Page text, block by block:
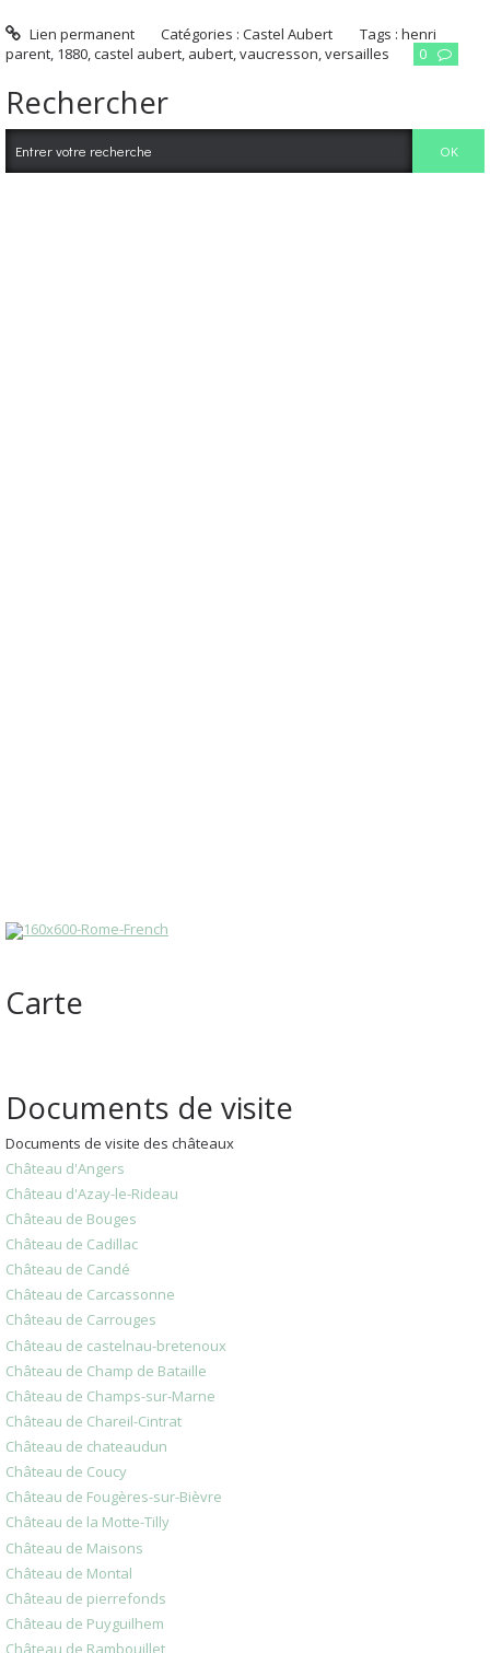
Lien permanent Catégories :Castel Aubert Tags :henri
parent, 1880,castel aubert, aubert,vaucresson,versailles 0
Rechercher
Carte
Documents de visite
Documents de visite des châteaux
Château d'Angers
Château d'Azay-le-Rideau
Château de Bouges
Château de Cadillac
Château de Candé
Château de Carcassonne
Château de Carrouges
Château de castelnau-bretenoux
Château de Champ de Bataille
Château de Champs-sur-Marne
Château de Chareil-Cintrat
Château de chateaudun
Château de Coucy
Château de Fougères-sur-Bièvre
Château de la Motte-Tilly
Château de Maisons
Château de Montal
Château de pierrefonds
Château de Puyguilhem
Château de Rambouillet